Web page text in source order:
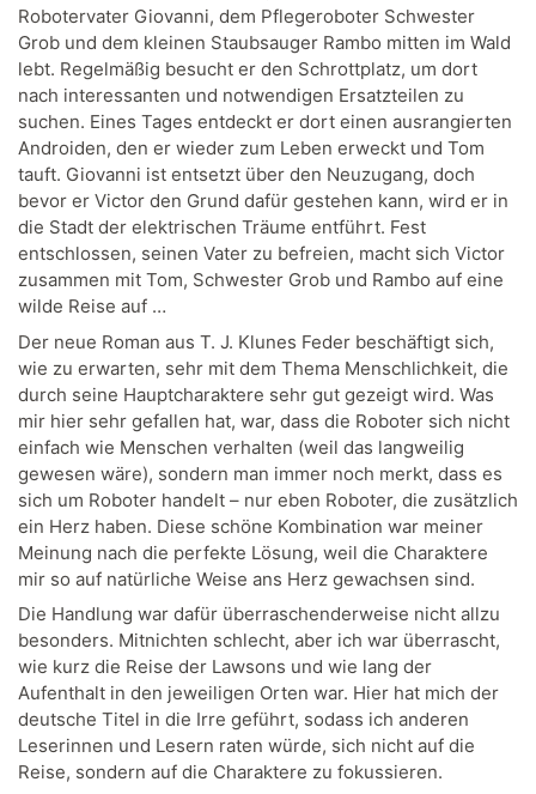
Robotervater Giovanni, dem Pflegeroboter Schwester
Grob und dem kleinen Staubsauger Rambo mitten im Wald
lebt. Regelmäßig besucht er den Schrottplatz, um dort
nach interessanten und notwendigen Ersatzteilen zu
suchen. Eines Tages entdeckt er dort einen ausrangierten
Androiden, den er wieder zum Leben erweckt und Tom
tauft. Giovanni ist entsetzt über den Neuzugang, doch
bevor er Victor den Grund dafür gestehen kann, wird er in
die Stadt der elektrischen Träume entführt. Fest
entschlossen, seinen Vater zu befreien, macht sich Victor
zusammen mit Tom, Schwester Grob und Rambo auf eine
wilde Reise auf …
Der neue Roman aus T. J. Klunes Feder beschäftigt sich,
wie zu erwarten, sehr mit dem Thema Menschlichkeit, die
durch seine Hauptcharaktere sehr gut gezeigt wird. Was
mir hier sehr gefallen hat, war, dass die Roboter sich nicht
einfach wie Menschen verhalten (weil das langweilig
gewesen wäre), sondern man immer noch merkt, dass es
sich um Roboter handelt – nur eben Roboter, die zusätzlich
ein Herz haben. Diese schöne Kombination war meiner
Meinung nach die perfekte Lösung, weil die Charaktere
mir so auf natürliche Weise ans Herz gewachsen sind.
Die Handlung war dafür überraschenderweise nicht allzu
besonders. Mitnichten schlecht, aber ich war überrascht,
wie kurz die Reise der Lawsons und wie lang der
Aufenthalt in den jeweiligen Orten war. Hier hat mich der
deutsche Titel in die Irre geführt, sodass ich anderen
Leserinnen und Lesern raten würde, sich nicht auf die
Reise, sondern auf die Charaktere zu fokussieren.